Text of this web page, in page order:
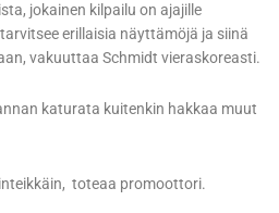
jokainen kilpailu on ajajille
erillaisia näyttämöjä ja siinä
vakuuttaa Schmidt vieraskoreasti.
katurata kuitenkin hakkaa muut
toteaa promoottori.